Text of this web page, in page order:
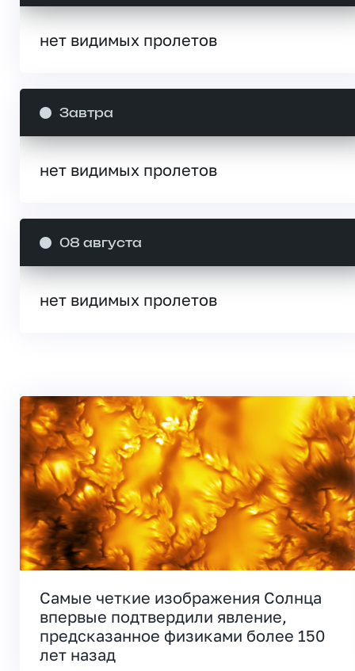
нет видимых пролетов
Завтра
нет видимых пролетов
08 августа
нет видимых пролетов
Самые четкие изображения Солнца
впервые подтвердили явление,
предсказанное физиками более 150
лет назад